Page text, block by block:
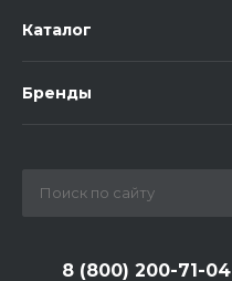
Каталог
Бренды
8 (800) 200-71-04